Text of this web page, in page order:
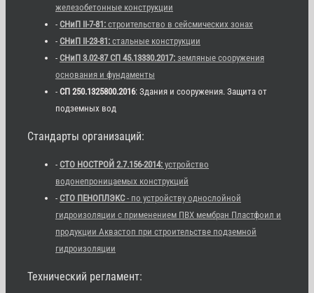
железобетонные конструкции
- СНиП II-7-81: строительство в сейсмических зонах
- СНиП II-23-81: стальные конструкции
- СНиП 3.02-87 СП 45.13330.2017: земляные сооружения
основания и фундаменты
- СП 250.1325800.2016: Здания и сооружения. Защита от
подземных вод
Стандарты организаций:
- СТО НОСТРОЙ 2.7.156-2014: устройство
водонепроницаемых конструкций
- СТО ПЕНОПЛЭКС- по устройству однослойной
гидроизоляции с применением ПВХ мембран Пластфоил и
продукции Аквастоп при строительстве подземной
гидроизоляции
Технический регламент: